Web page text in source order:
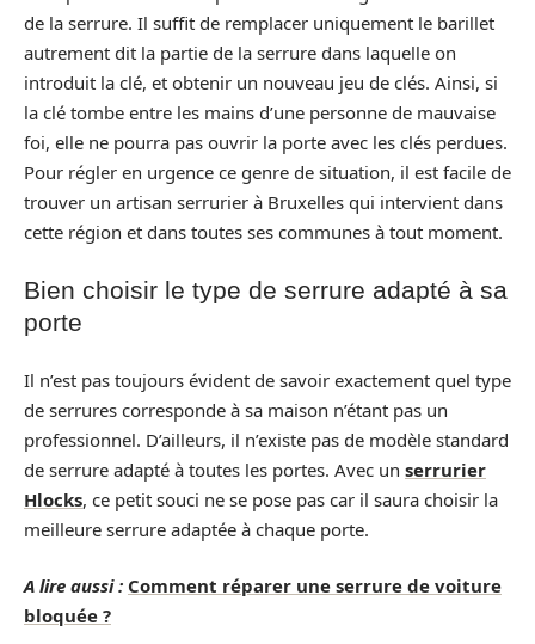
de la serrure. Il suffit de remplacer uniquement le barillet
autrement dit la partie de la serrure dans laquelle on
introduit la clé, et obtenir un nouveau jeu de clés. Ainsi, si
la clé tombe entre les mains d’une personne de mauvaise
foi, elle ne pourra pas ouvrir la porte avec les clés perdues.
Pour régler en urgence ce genre de situation, il est facile de
trouver un artisan serrurier à Bruxelles qui intervient dans
cette région et dans toutes ses communes à tout moment.
Bien choisir le type de serrure adapté à sa
porte
Il n’est pas toujours évident de savoir exactement quel type
de serrures corresponde à sa maison n’étant pas un
professionnel. D’ailleurs, il n’existe pas de modèle standard
de serrure adapté à toutes les portes. Avec un serrurier
Hlocks, ce petit souci ne se pose pas car il saura choisir la
meilleure serrure adaptée à chaque porte.
A lire aussi : Comment réparer une serrure de voiture
bloquée ?